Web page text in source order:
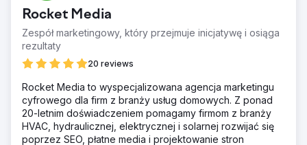
Rocket Media
Zespół marketingowy, który przejmuje inicjatywę i osiąga
rezultaty
20 reviews
Rocket Media to wyspecjalizowana agencja marketingu
cyfrowego dla firm z branży usług domowych. Z ponad
20-letnim doświadczeniem pomagamy firmom z branży
HVAC, hydraulicznej, elektrycznej i solarnej rozwijać się
poprzez SEO, płatne media i projektowanie stron